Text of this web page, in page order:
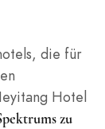
die für
Hotel
zu